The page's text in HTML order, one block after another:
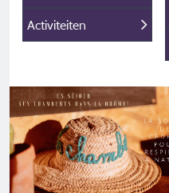
Activiteiten